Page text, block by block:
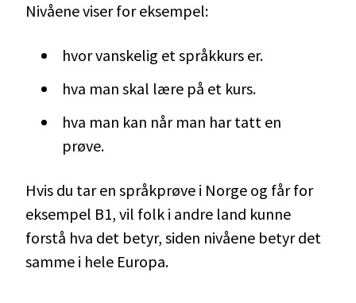
Nivåene viser for eksempel:
hvor vanskelig et språkkurs er.
hva man skal lære på et kurs.
hva man kan når man har tatt en
prøve.
Hvis du tar en språkprøve i Norge og får for
eksempel B1, vil folk i andre land kunne
forstå hva det betyr, siden nivåene betyr det
samme i hele Europa.